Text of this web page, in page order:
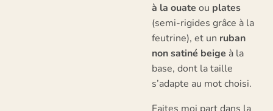
à la ouate ou plates
(semi-rigides grâce à la
feutrine), et un ruban
non satiné beige à la
base, dont la taille
s’adapte au mot choisi.